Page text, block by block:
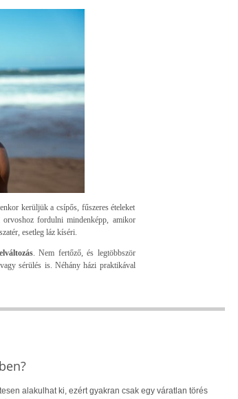
kerüljük a csípős, fűszeres ételeket
fordulni mindenképp, amikor
esetleg láz kíséri.
. Nem fertőző, és legtöbbször
sérülés is. Néhány házi praktikával
alakulhat ki, ezért gyakran csak egy váratlan törés